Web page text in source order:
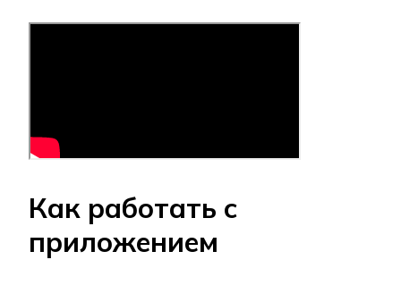
Как работать с
приложением